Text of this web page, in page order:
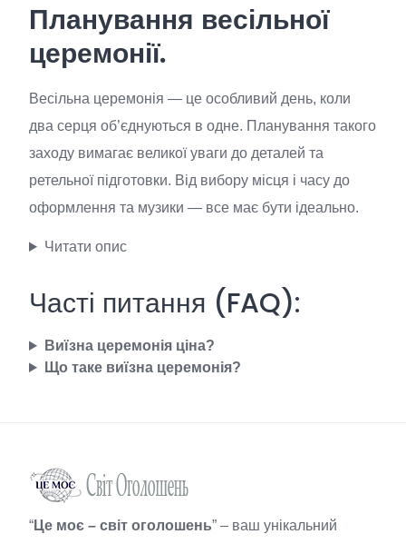
Планування весільної
церемонії.
Весільна церемонія — це особливий день, коли
два серця об’єднуються в одне. Планування такого
заходу вимагає великої уваги до деталей та
ретельної підготовки. Від вибору місця і часу до
оформлення та музики — все має бути ідеально.
Читати опис
Часті питання (FAQ):
Виїзна церемонія ціна?
Що таке виїзна церемонія?
“Це моє – світ оголошень” – ваш унікальний